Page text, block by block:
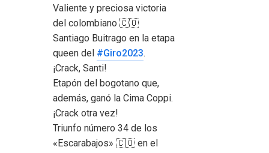
Valiente y preciosa victoria
del colombiano 🇨🇴
Santiago Buitrago en la etapa
queen del #Giro2023.
¡Crack, Santi!
Etapón del bogotano que,
además, ganó la Cima Coppi.
¡Crack otra vez!
Triunfo número 34 de los
«Escarabajos» 🇨🇴 en el